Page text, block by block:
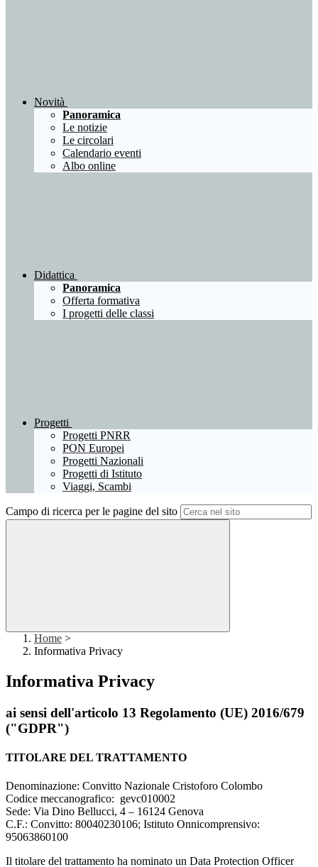
Novità
Panoramica
Le notizie
Le circolari
Calendario eventi
Albo online
Didattica
Panoramica
Offerta formativa
I progetti delle classi
Progetti
Progetti PNRR
PON Europei
Progetti Nazionali
Progetti di Istituto
Viaggi, Scambi
Campo di ricerca per le pagine del sito
Home >
Informativa Privacy
Informativa Privacy
ai sensi dell'articolo 13 Regolamento (UE) 2016/679
("GDPR")
TITOLARE DEL TRATTAMENTO
Denominazione: Convitto Nazionale Cristoforo Colombo
Codice meccanografico: gevc010002
Sede: Via Dino Bellucci, 4 – 16124 Genova
C.F.: Convitto: 80040230106; Istituto Onnicomprensivo:
95063860100
Il titolare del trattamento ha nominato un Data Protection Officer